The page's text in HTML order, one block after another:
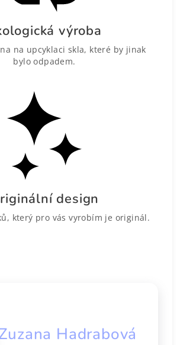
výroba
na upcyklaci skla, které by jinak
bylo odpadem.
design
který pro vás vyrobím je originál.
Hadrabová